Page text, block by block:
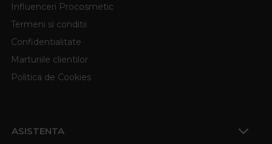
Influenceri Procosmetic
Termeni si conditii
Confidentialitate
Marturiile clientilor
Politica de Cookies
ASISTENTA